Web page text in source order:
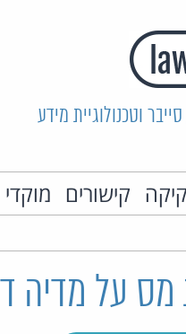
וטכנולוגיית מידע
קישורים
על מדיה